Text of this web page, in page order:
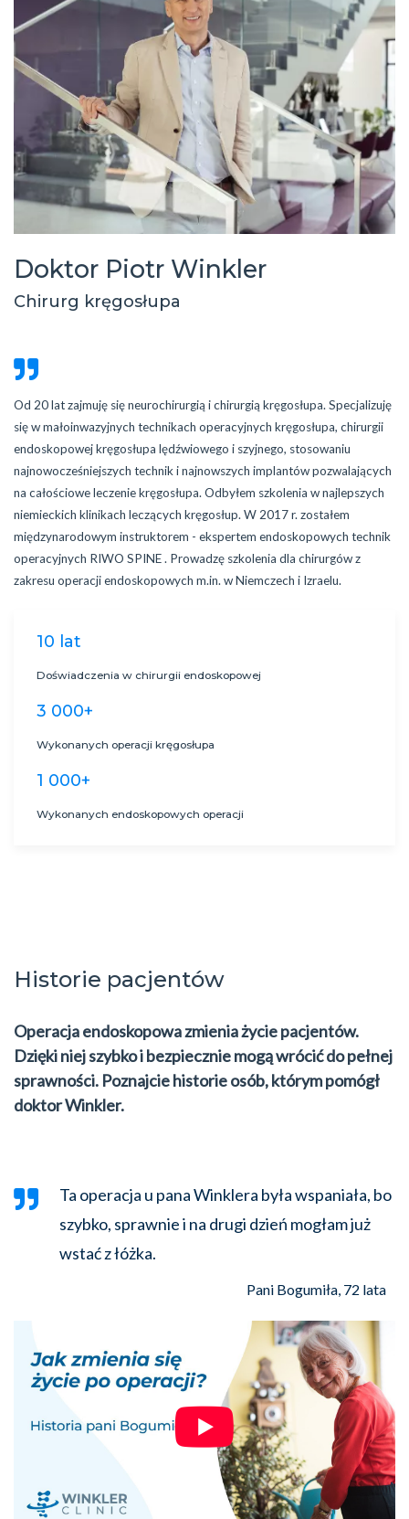
Doktor Piotr Winkler
Chirurg kręgosłupa
Od 20 lat zajmuję się neurochirurgią i chirurgią kręgosłupa. Specjalizuję
się w małoinwazyjnych technikach operacyjnych kręgosłupa, chirurgii
endoskopowej kręgosłupa lędźwiowego i szyjnego, stosowaniu
najnowocześniejszych technik i najnowszych implantów pozwalających
na całościowe leczenie kręgosłupa. Odbyłem szkolenia w najlepszych
niemieckich klinikach leczących kręgosłup. W 2017 r. zostałem
międzynarodowym instruktorem - ekspertem endoskopowych technik
operacyjnych RIWO SPINE . Prowadzę szkolenia dla chirurgów z
zakresu operacji endoskopowych m.in. w Niemczech i Izraelu.
10 lat
Doświadczenia w chirurgii endoskopowej
3 000+
Wykonanych operacji kręgosłupa
1 000+
Wykonanych endoskopowych operacji
Historie pacjentów
Operacja endoskopowa zmienia życie pacjentów.
Dzięki niej szybko i bezpiecznie mogą wrócić do pełnej
sprawności. Poznajcie historie osób, którym pomógł
doktor Winkler.
Ta operacja u pana Winklera była wspaniała, bo
szybko, sprawnie i na drugi dzień mogłam już
wstać z łóżka.
Pani Bogumiła, 72 lata